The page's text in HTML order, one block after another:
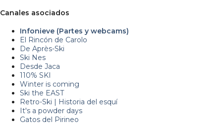
Canales asociados
Infonieve (Partes y webcams)
El Rincón de Carolo
De Après-Ski
Ski Nes
Desde Jaca
110% SKI
Winter is coming
Ski the EAST
Retro-Ski | Historia del esquí
It's a powder days
Gatos del Pirineo